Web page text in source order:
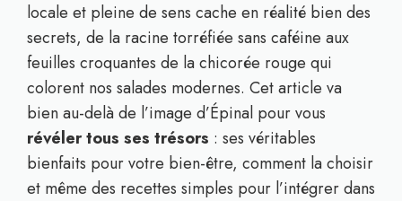
locale et pleine de sens cache en réalité bien des
secrets, de la racine torréfiée sans caféine aux
feuilles croquantes de la chicorée rouge qui
colorent nos salades modernes. Cet article va
bien au-delà de l’image d’Épinal pour vous
révéler tous ses trésors : ses véritables
bienfaits pour votre bien-être, comment la choisir
et même des recettes simples pour l’intégrer dans